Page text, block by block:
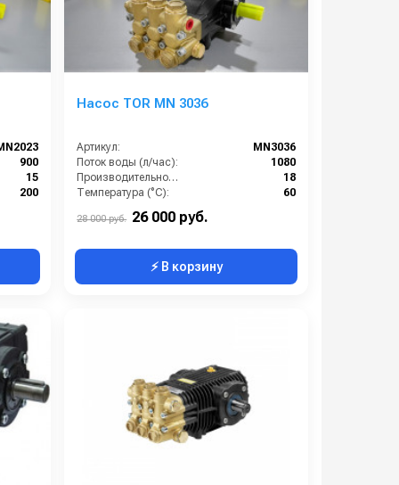
900
15
200
Насос TOR MN 3036
Артикул:
MN3036
Поток воды (л/час):
1080
Производительность (л/мин):
18
Температура (°C):
60
28 000 руб. 26 000 руб.
⚡ В корзину